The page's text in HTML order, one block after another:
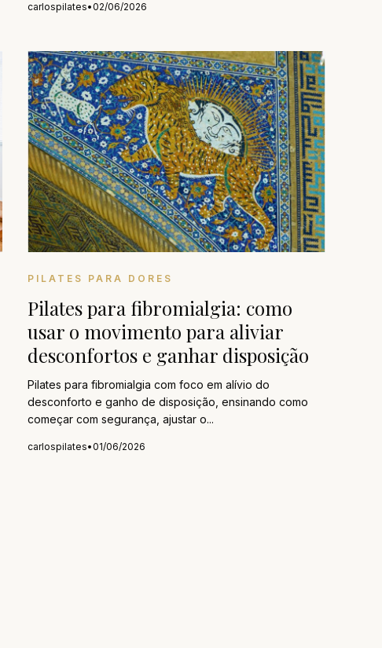
carlospilates•02/06/2026
PILATES PARA DORES
Pilates para fibromialgia: como
usar o movimento para aliviar
desconfortos e ganhar disposição
Pilates para fibromialgia com foco em alívio do
desconforto e ganho de disposição, ensinando como
começar com segurança, ajustar o...
carlospilates•01/06/2026